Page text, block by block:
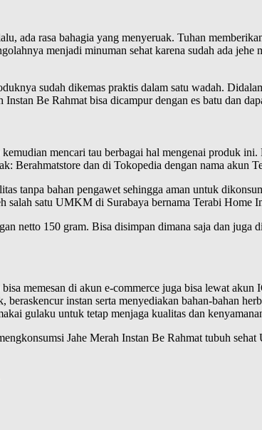
ada rasa bahagia yang menyeruak. Tuhan
menjadi minuman sehat karena sudah ada
sudah dikemas praktis dalam satu wadah.
Be Rahmat bisa dicampur dengan es batu dan
mencari tau berbagai hal mengenai produk
Berahmatstore dan di Tokopedia dengan nama akun
tanpa bahan pengawet sehingga aman untuk
salah satu UMKM di Surabaya bernama Terabi Home
netto 150 gram. Bisa disimpan dimana saja dan
memesan di akun e-commerce juga bisa lewat
instan serta menyediakan bahan-bahan
gulaku untuk tetap menjaga kualitas dan
Jahe Merah Instan Be Rahmat tubuh